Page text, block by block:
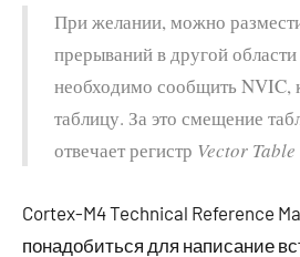
При желании, можно
прерываний в другой
необходимо сообщить NVIC,
таблицу. За это смещение
отвечает регистр Vector
Cortex-M4 Technical Reference
понадобиться для написание